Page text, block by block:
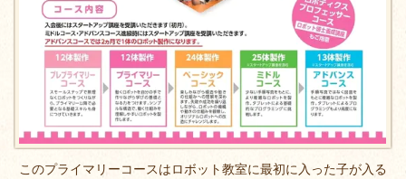
このプライマリーコースはロボット教室に最初に入った子が入る